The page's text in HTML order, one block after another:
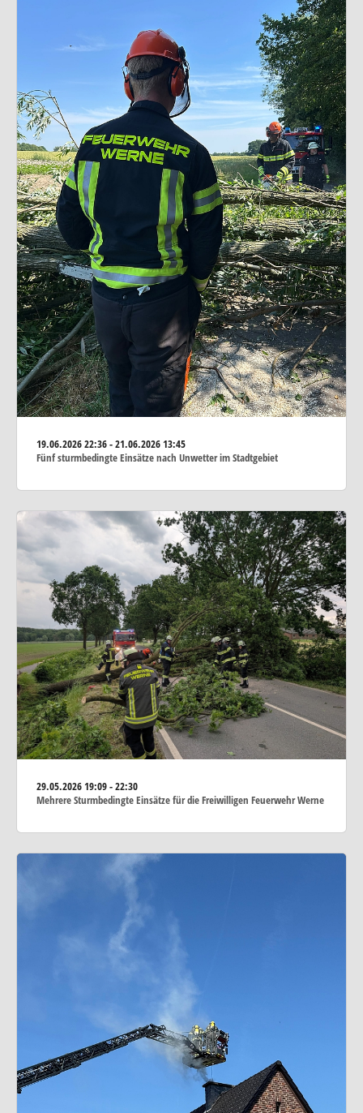
19.06.202622:36 - 21.06.2026 13:45
Fünf sturmbedingte Einsätze nach Unwetter im Stadtgebiet
29.05.202619:09 - 22:30
Mehrere Sturmbedingte Einsätze für die Freiwilligen Feuerwehr Werne